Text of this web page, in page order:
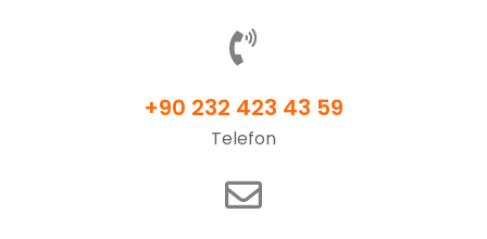
+90 232 423 43 59
Telefon